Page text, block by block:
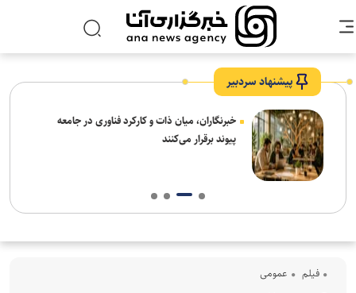
پیشنهاد سردبیر
خبرنگاران، میان ذات و کارکرد فناوری در جامعه
پیوند برقرار می‌کنند
فیلم عمومی